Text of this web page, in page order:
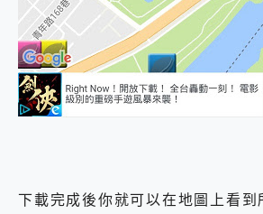
下載完成後你就可以在地圖上看